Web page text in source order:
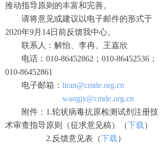
推动指导原则的丰富和完善。
请将意见或建议以电子邮件的形式于
2020年9月14日前反馈我中心。
联系人：解怡、李冉、王嘉欣
电话：010-86452862；010-86452536；
010-86452861
电子邮箱： liran@cmde.org.cn
wangjx@cmde.org.cn
附件：1.轮状病毒抗原检测试剂注册技
术审查指导原则（征求意见稿）（下载）
2.反馈意见表（下载）